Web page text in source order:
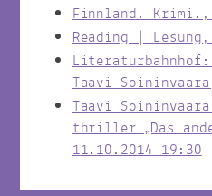
Finnland. Krimi.,
Reading |
Taavi
Taavi
thriller „Das
11.10.2014 19:30